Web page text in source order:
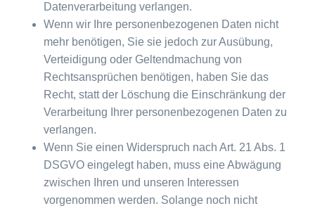
Datenverarbeitung verlangen.
Wenn wir Ihre personenbezogenen Daten nicht
mehr benötigen, Sie sie jedoch zur Ausübung,
Verteidigung oder Geltendmachung von
Rechtsansprüchen benötigen, haben Sie das
Recht, statt der Löschung die Einschränkung der
Verarbeitung Ihrer personenbezogenen Daten zu
verlangen.
Wenn Sie einen Widerspruch nach Art. 21 Abs. 1
DSGVO eingelegt haben, muss eine Abwägung
zwischen Ihren und unseren Interessen
vorgenommen werden. Solange noch nicht